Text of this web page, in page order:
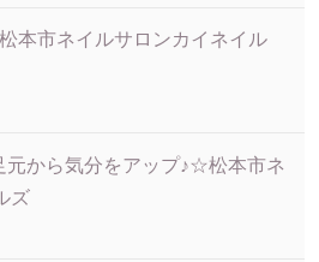
本市ネイルサロンカイネイル
元から気分をアップ♪☆松本市ネ
ズ